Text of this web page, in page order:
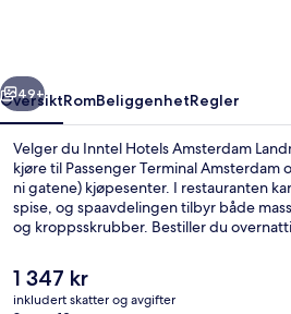
Neste
49+
OversiktRomBeliggenhetRegler
Velger du Inntel Hotels Amsterdam
kjøre til Passenger Terminal Amsterdam
ni gatene) kjøpesenter. I restauranten
spise, og spaavdelingen tilbyr både
og kroppsskrubber. Bestiller du
bar/lounge og et treningssenter. Mange
betjeningen og overnattingsstedets
kollektivtransport: Det tar 6 minutter å gå
Den
nåværende
1 347 kr
inkludert skatter og avgifter